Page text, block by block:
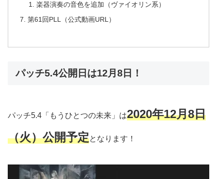
楽器演奏の音色を追加（ヴァイオリン系）
第61回PLL（公式動画URL）
パッチ5.4公開日は12月8日！
パッチ5.4「もうひとつの未来」は2020年12月8日
（火）公開予定となります！